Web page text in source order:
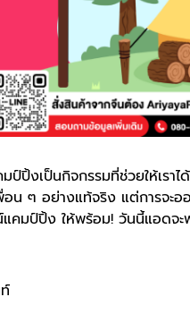
ป์ปิ้งเป็นกิจกรรมที่ช่วยให้เรา
อน ๆ อย่างแท้จริง แต่การจะ
คมป์ปิ้ง ให้พร้อม! วันนี้แอดจะ